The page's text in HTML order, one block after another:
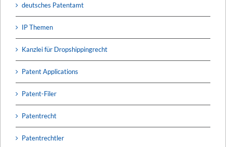
deutsches Patentamt
IP Themen
Kanzlei für Dropshippingrecht
Patent Applications
Patent-Filer
Patentrecht
Patentrechtler